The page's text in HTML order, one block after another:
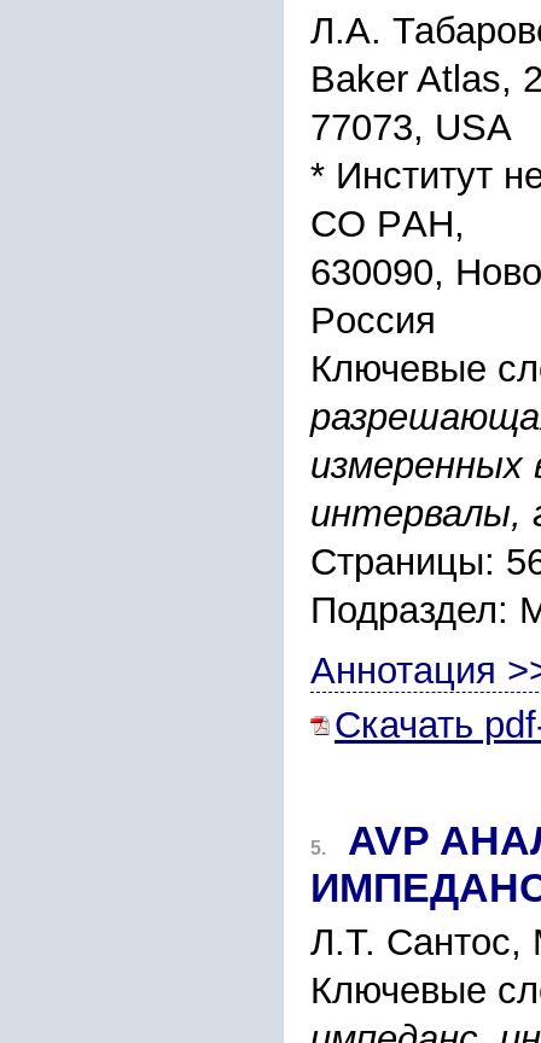
Л.А.
Baker Atlas,
77073, USA
* Инcтитут
CО PАН,
630090,
Pоccия
Ключевые
измеpенныx
интеpвалы,
Страницы:
Аннотация
Скачать
5.
AVP
Л.Т. Cантоc,
Ключевые